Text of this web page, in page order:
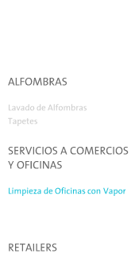
ALFOMBRAS
Lavado de Alfombras
Tapetes
SERVICIOS A COMERCIOS
Y OFICINAS
Limpieza de Oficinas con Vapor
RETAILERS